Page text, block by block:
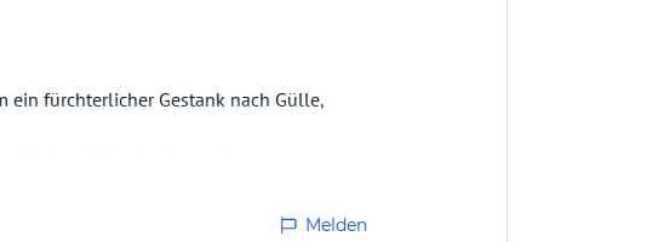
ein fürchterlicher Gestank nach Gülle,
Melden